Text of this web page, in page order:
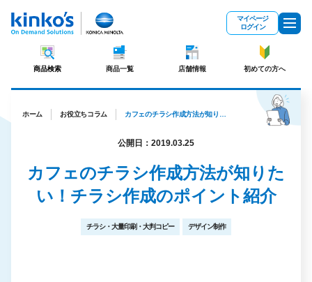
マイページ
ログイン
商品検索 商品一覧 店舗情報 初めての方へ
ホーム お役立ちコラム
公開日：2019.03.25
カフェのチラシ作成方法が知りた
い！チラシ作成のポイント紹介
チラシ・大量印刷・大判コピー デザイン制作